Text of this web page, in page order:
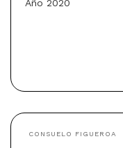
Año 2020
CONSUELO FIGUEROA